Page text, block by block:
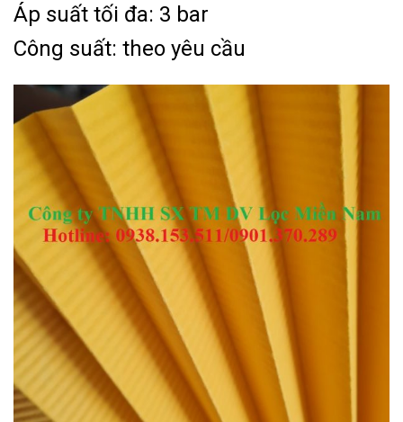
Áp suất tối đa: 3 bar
Công suất: theo yêu cầu